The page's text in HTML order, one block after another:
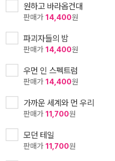
원하고 바라옵건대
판매가 14,400원
파괴자들의 밤
판매가 14,400원
우먼 인 스펙트럼
판매가 14,400원
가까운 세계와 먼 우리
판매가 11,700원
모던 테일
판매가 11,700원